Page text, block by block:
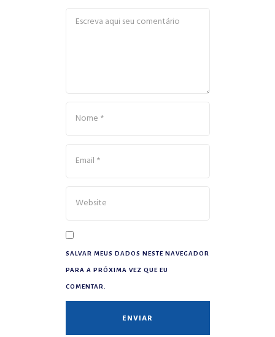
SALVAR MEUS DADOS NESTE NAVEGADOR
PARA A PRÓXIMA VEZ QUE EU
COMENTAR.